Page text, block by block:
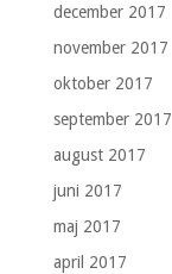
december 2017
november 2017
oktober 2017
september 2017
august 2017
juni 2017
maj 2017
april 2017